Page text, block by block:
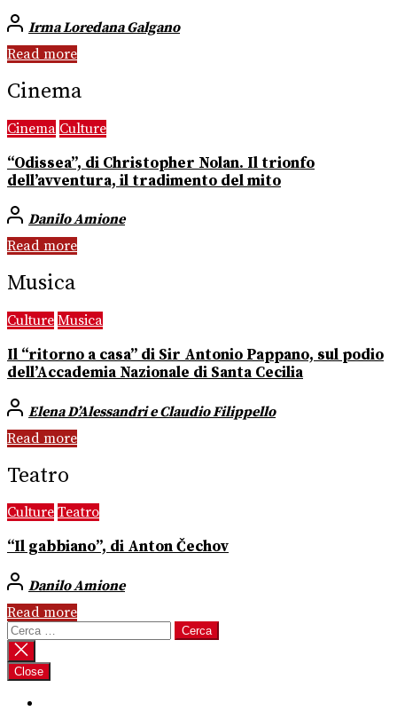
Irma Loredana Galgano
Read more
Cinema
Cinema Culture
“Odissea”, di Christopher Nolan. Il trionfo
dell’avventura, il tradimento del mito
Danilo Amione
Read more
Musica
Culture Musica
Il “ritorno a casa” di Sir Antonio Pappano, sul podio
dell’Accademia Nazionale di Santa Cecilia
Elena D’Alessandri e Claudio Filippello
Read more
Teatro
Culture Teatro
“Il gabbiano”, di Anton Čechov
Danilo Amione
Read more
Ricerca
per:
Close